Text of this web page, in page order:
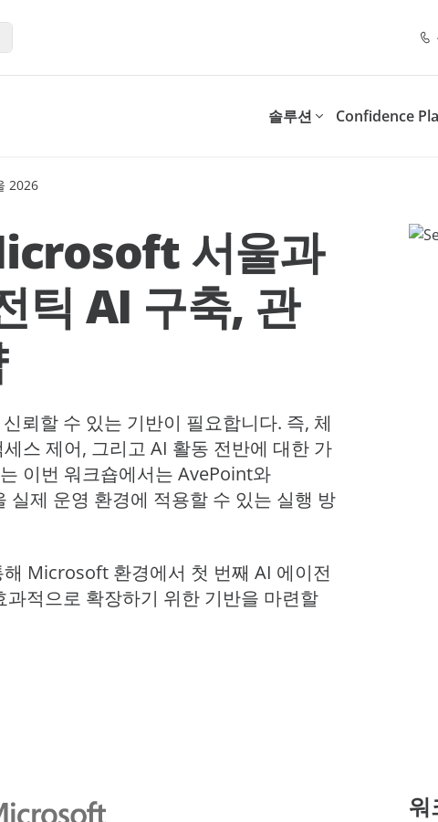
솔루션
부문
서비스
지 및 공공시설
업
서비스
업
Al 신뢰성 확보
직원 참여도 및 도입 촉진
리스크 및 복원력
저장소 최적화 관리
데이터 보안 태세 관리
Confidence
원력 스위트(Resilience Suite)
다.
- SaaS 클라우드 백업
할 수 있는 데이터 보호
Opus
터 보존 및 관리
이터 진단 프로그램
속 가능한 모델을 도입합니
Insights for Microsoft 365
Microsoft 365 사용자, 데이
AvePoint EnPower
강력한 액세스 관리
구조화된 클라우드 제어
된 인사이트 및 제어
MyHub
AvePoint 파트너가 되는 이유
파트너십 혜택
파트너 포털 안내
관리형 서비스 제공업체(MSP)
부가가치 리셀러(VARS)
시스템 통합업체
Workshop
2026
서울과
틱 AI 구축, 관
뢰할 수 있는 기반이 필요합니다. 즉, 체
스 제어, 그리고 AI 활동 전반에 대한 가
이번 워크숍에서는 AvePoint와
제 운영 환경에 적용할 수 있는 실행 방
Microsoft 환경에서 첫 번째 AI 에이전
적으로 확장하기 위한 기반을 마련할
워